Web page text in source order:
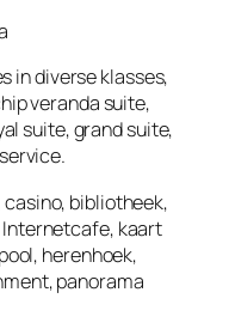
in diverse klasses,
veranda suite,
suite, grand suite,
casino, bibliotheek,
kaart
herenhoek,
panorama